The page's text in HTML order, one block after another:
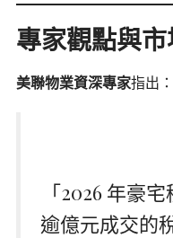
專家觀點與
美聯物業資深專家指出：
「2026 年豪
逾億元成交的